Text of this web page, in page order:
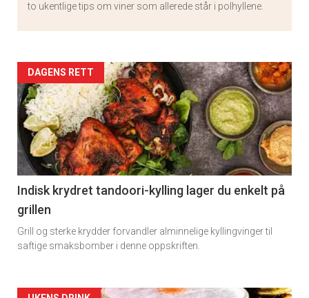
to ukentlige tips om viner som allerede står i polhyllene.
Artikler
detail
-
section
11
DAGENS RETT
Indisk krydret tandoori-kylling lager du enkelt på
grillen
Grill og sterke krydder forvandler alminnelige kyllingvinger til
saftige smaksbomber i denne oppskriften.